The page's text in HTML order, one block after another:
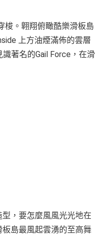
梭。翺翔俯瞰酷樂滑板島
上方油煙滿佈的雲層
著名的Gail Force，在滑
，要怎麼風風光光地在
島最風起雲湧的至高舞